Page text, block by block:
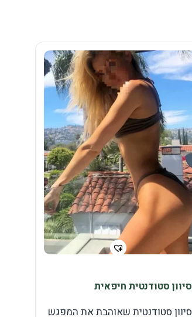
סיוון סטודנטית חיפאית
סיוון סטודנטית שאוהבת את המפגש